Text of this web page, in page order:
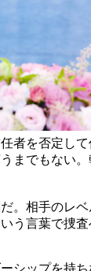
者を否定し
までもない
。相手のレ
う言葉で捜